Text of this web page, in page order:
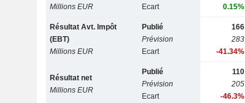
Millions EUR
Ecart
0.15%
Résultat Avt. Impôt
(EBT)
Millions EUR
Publié
Prévision
Ecart
166
283
-41.34%
Résultat net
Millions EUR
Publié
Prévision
Ecart
110
205
-46.3%